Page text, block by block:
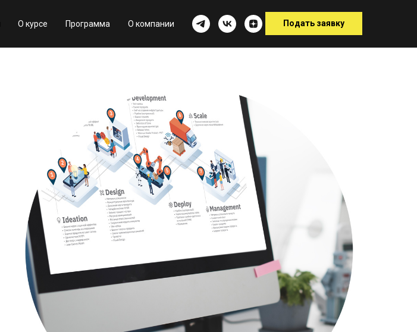
О курсе Программа О компании Подать заявку